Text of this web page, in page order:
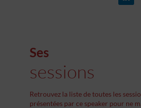
Ses
sessions
Retrouvez la liste de toutes les
présentées par ce speaker pour ne